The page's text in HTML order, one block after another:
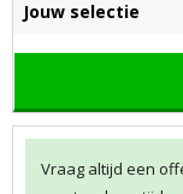
Jouw selectie
Vraag altijd een